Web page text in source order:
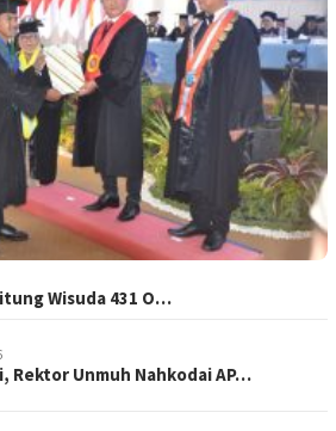
Wisuda 431 O…
Rektor Unmuh Nahkodai AP…